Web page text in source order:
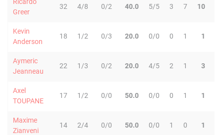
Greer
32 4/8 0/2 40.0 5/5 3 7 10
Kevin
Anderson
18 1/2 0/3 20.0 0/0 0 1 1
Aymeric
Jeanneau
22 1/3 0/2 20.0 4/5 2 1 3
Axel
TOUPANE
17 1/2 0/0 50.0 0/0 0 1 1
Maxime
Zianveni
14 2/4 0/0 50.0 0/0 1 0 1